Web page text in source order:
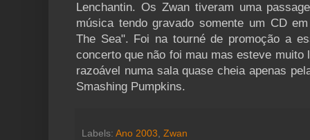
Lenchantin. Os Zwan tiveram uma
música tendo gravado somente um CD
The Sea". Foi na tourné de promoção a
concerto que não foi mau mas esteve muito
razoável numa sala quase cheia apenas
Smashing Pumpkins.
Labels: Ano 2003, Zwan